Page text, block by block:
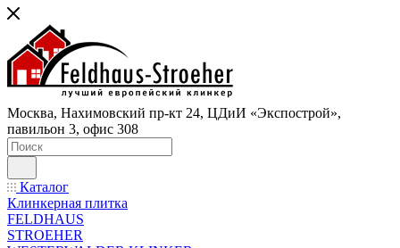
Москва, Нахимовский пр-кт 24, ЦДиИ «Экспострой»,
павильон 3, офис 308
Каталог
Клинкерная плитка
FELDHAUS
STROEHER